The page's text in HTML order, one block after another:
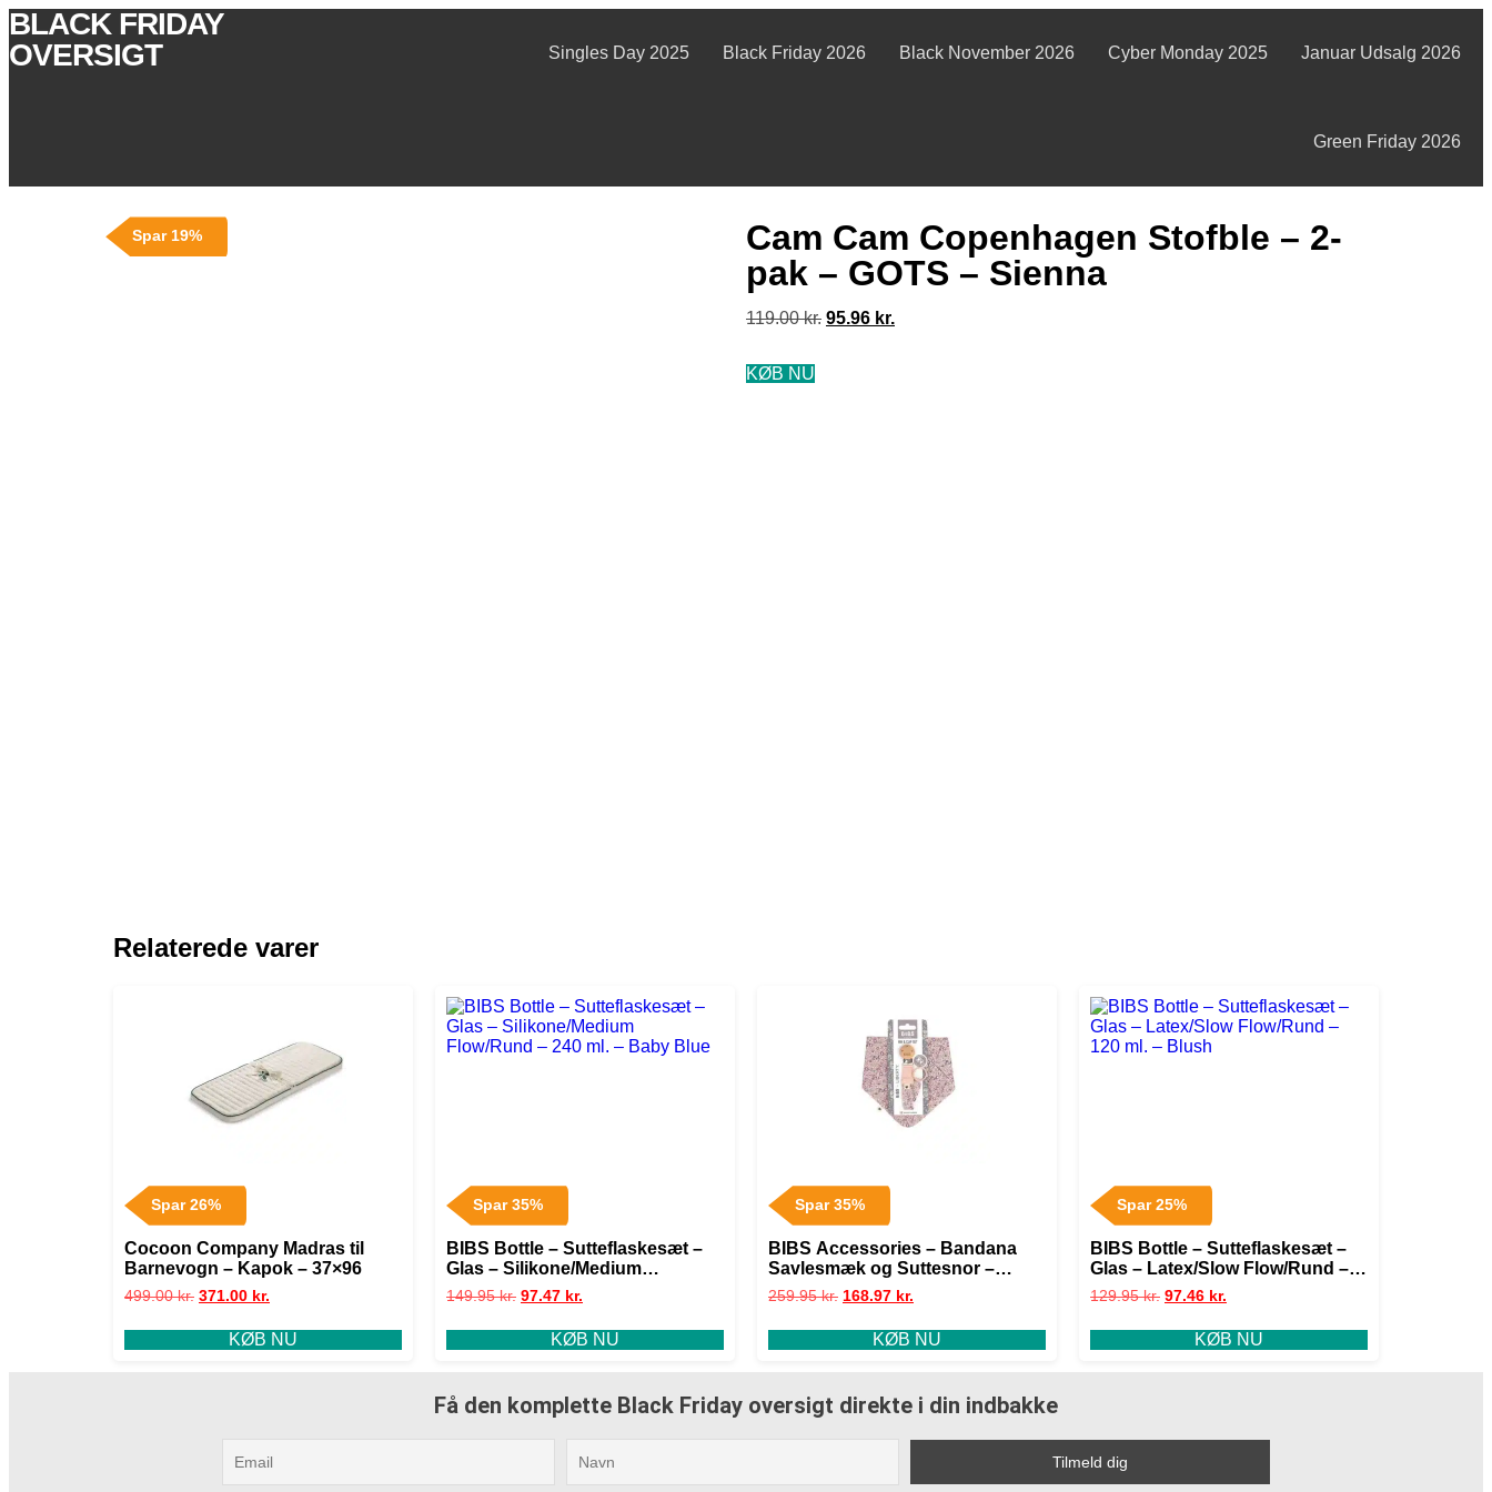
BLACK FRIDAY
OVERSIGT
Singles Day 2025 Black Friday 2026 Black November 2026 Cyber Monday 2025 Januar Udsalg 2026
Green Friday 2026
Spar 19%
Cam Cam Copenhagen Stofble – 2-
pak – GOTS – Sienna
119.00kr. 95.96 kr.
KØB NU
Relaterede varer
Spar 26%
Cocoon Company Madras til
Barnevogn – Kapok – 37×96
499.00kr. 371.00 kr.
KØB NU
Spar 35%
BIBS Bottle – Sutteflaskesæt –
Glas – Silikone/Medium
Flow/Rund – 240 ml. – Baby Blue
149.95kr. 97.47 kr.
KØB NU
Spar 35%
BIBS Accessories – Bandana
Savlesmæk og Suttesnor –
Liberty – Eloise/Blush
259.95kr. 168.97 kr.
KØB NU
Spar 25%
BIBS Bottle – Sutteflaskesæt –
Glas – Latex/Slow Flow/Rund –
120 ml. – Blush
129.95kr. 97.46 kr.
KØB NU
Få den komplette Black Friday oversigt direkte i din indbakke